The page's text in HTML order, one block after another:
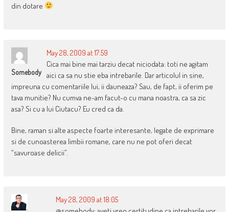
din dotare
Somebody
May 28, 2009 at 17:59
Cica mai bine mai tarziu decat niciodata: toti ne agitam
aici ca sa nu stie eba intrebarile. Dar articolul in sine,
impreuna cu comentariile lui, ii dauneaza? Sau, de fapt, ii oferim pe
tava munitie? Nu cumva ne-am facut-o cu mana noastra, ca sa zic
asa? Si cu a lui Ciutacu? Eu cred ca da.
Bine, raman si alte aspecte foarte interesante, legate de exprimare
si de cunoasterea limbii romane, care nu ne pot oferi decat
“savuroase delicii”.
May 28, 2009 at 18:05